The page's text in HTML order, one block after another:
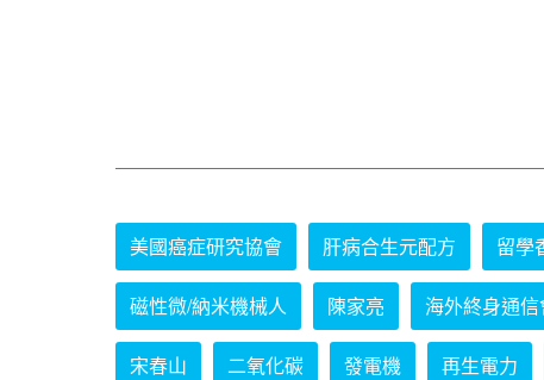
美國癌症研究協會 肝病合生元配方 留學
磁性微/納米機械人 陳家亮 海外終身通
宋春山 二氧化碳 發電機 再生電力